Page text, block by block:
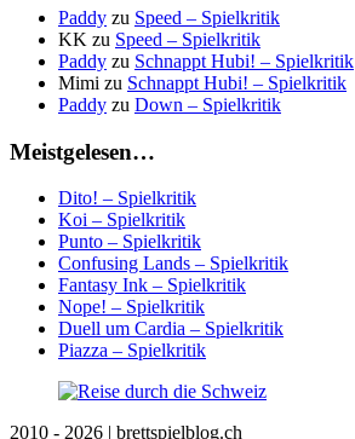
Paddy zu Speed – Spielkritik
KK zu Speed – Spielkritik
Paddy zu Schnappt Hubi! – Spielkritik
Mimi zu Schnappt Hubi! – Spielkritik
Paddy zu Down – Spielkritik
Meistgelesen…
Dito! – Spielkritik
Koi – Spielkritik
Punto – Spielkritik
Confusing Lands – Spielkritik
Fantasy Ink – Spielkritik
Nope! – Spielkritik
Duell um Cardia – Spielkritik
Piazza – Spielkritik
2010 - 2026 | brettspielblog.ch